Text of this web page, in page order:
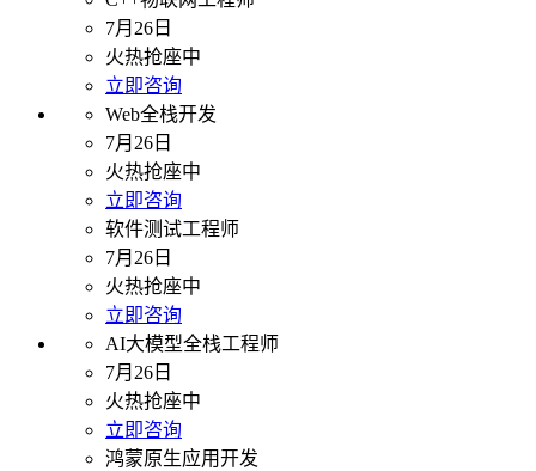
7月26日
火热抢座中
立即咨询
Web全栈开发
7月26日
火热抢座中
立即咨询
软件测试工程师
7月26日
火热抢座中
立即咨询
AI大模型全栈工程师
7月26日
火热抢座中
立即咨询
鸿蒙原生应用开发